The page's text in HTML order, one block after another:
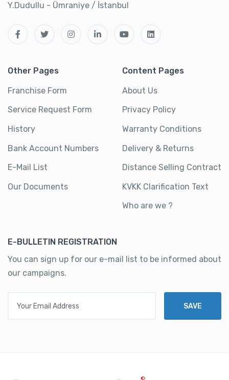
Y.Dudullu - Ümraniye / İstanbul
Other Pages
Franchise Form
Service Request Form
History
Bank Account Numbers
E-Mail List
Our Documents
Content Pages
About Us
Privacy Policy
Warranty Conditions
Delivery & Returns
Distance Selling Contract
KVKK Clarification Text
Who are we ?
E-BULLETIN REGISTRATION
You can sign up for our e-mail list to be informed about
our campaigns.
SAVE